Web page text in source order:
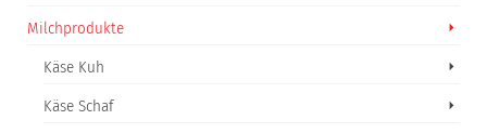
Milchprodukte
Käse Kuh
Käse Schaf